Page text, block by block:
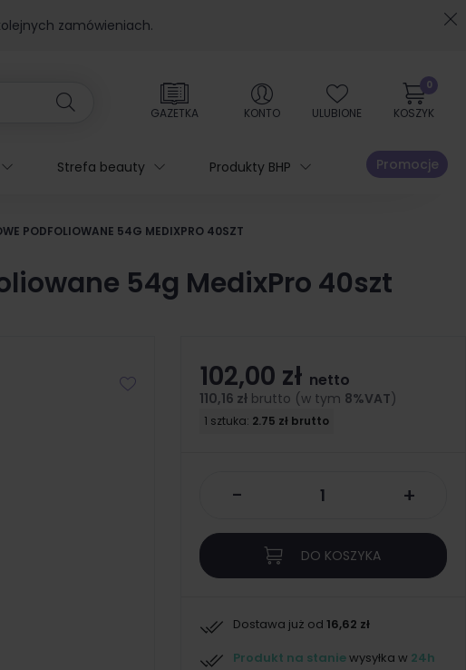
zamówieniach.
GAZETKA KONTO ULUBIONE KOSZYK
0
Strefa beauty Produkty BHP Promocje
PODFOLIOWANE 54G MEDIXPRO 40SZT
54g MedixPro 40szt
102,00 zł netto
110,16 złbrutto (w tym 8%VAT)
1 sztuka: 2.75 zł brutto
- +
DO KOSZYKA
Dostawa już od 16,62 zł
Produkt na staniewysyłka w 24h